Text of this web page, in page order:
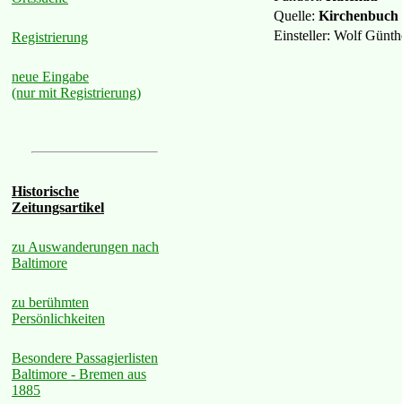
Registrierung
neue Eingabe
(nur mit Registrierung)
Historische
Zeitungsartikel
zu Auswanderungen nach
Baltimore
zu berühmten
Persönlichkeiten
Besondere Passagierlisten
Baltimore - Bremen aus
1885
Quelle: Kirchenbuch
Einsteller: Wolf